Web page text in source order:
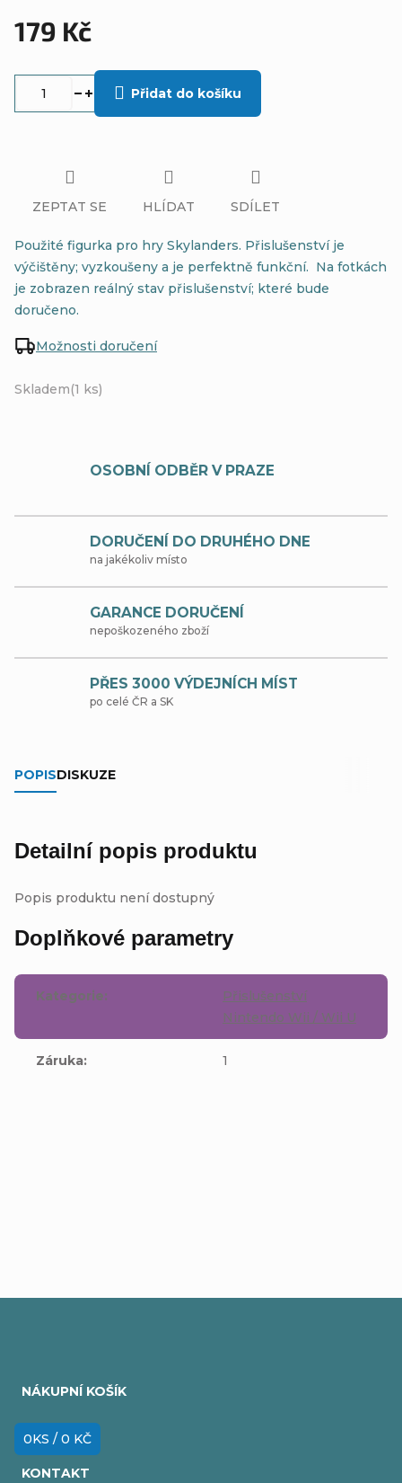
179 Kč
Skladem(1 ks)
Možnosti doručení
Přidat do košíku
Použité figurka pro hry Skylanders. Přislušenství je
výčištěny; vyzkoušeny a je perfektně funkční. Na fotkách
je zobrazen reálný stav přislušenství; které bude
doručeno.
ZEPTAT SE HLÍDAT SDÍLET
OSOBNÍ ODBĚR V PRAZE
DORUČENÍ DO DRUHÉHO DNE
na jakékoliv místo
GARANCE DORUČENÍ
nepoškozeného zboží
PŘES 3000 VÝDEJNÍCH MÍST
po celé ČR a SK
POPISDISKUZE
Detailní popis produktu
Popis produktu není dostupný
Doplňkové parametry
Kategorie:
Přislušenství
Nintendo Wii / Wii U
Záruka: 1
NÁKUPNÍ KOŠÍK
0KS / 0 KČ
KONTAKT